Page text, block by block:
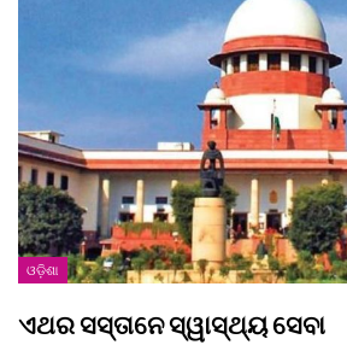
ଓଡ଼ିଶା
ଏଥର ସସ୍ତାନେ ସ୍ୱାସ୍ଥ୍ୟ ସେବା